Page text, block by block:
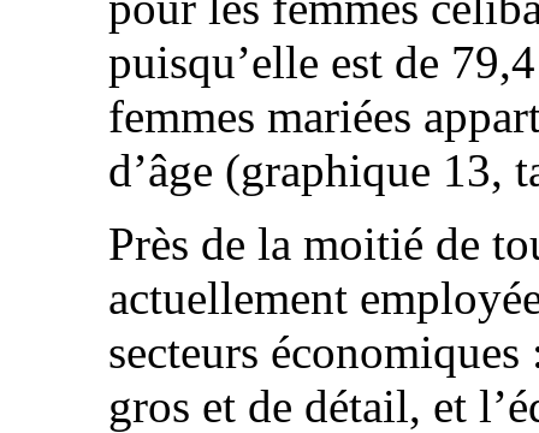
puisqu’elle est de
femmes mariées
d’âge (graphique 13,
Près de la moitié de
actuellement
secteurs
gros et de détail, et